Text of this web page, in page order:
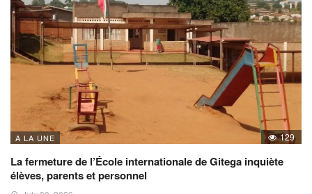
A LA UNE 129
La fermeture de l’École internationale de Gitega inquiète
élèves, parents et personnel